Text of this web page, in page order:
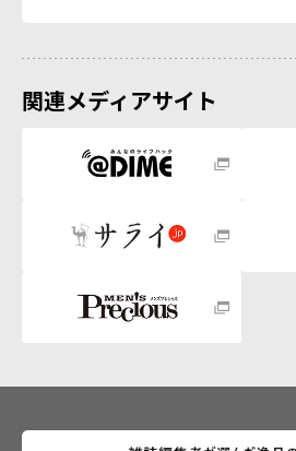
関連メディアサイト